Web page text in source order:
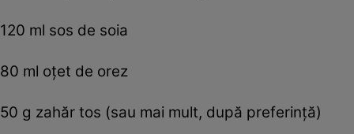
120 ml sos de soia
80 ml oţet de orez
50 g zahăr tos (sau mai mult, după preferinţă)